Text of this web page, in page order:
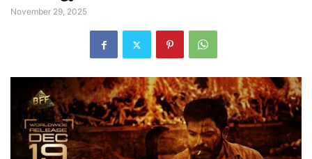
November 29, 2025